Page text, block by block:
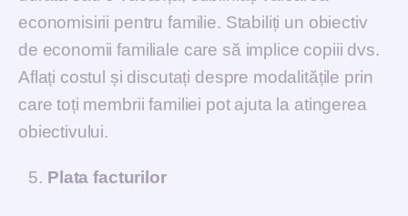
economisirii pentru familie. Stabiliți un obiectiv
de economii familiale care să implice copiii dvs.
Aflați costul și discutați despre modalitățile prin
care toți membrii familiei pot ajuta la atingerea
obiectivului.
Plata facturilor